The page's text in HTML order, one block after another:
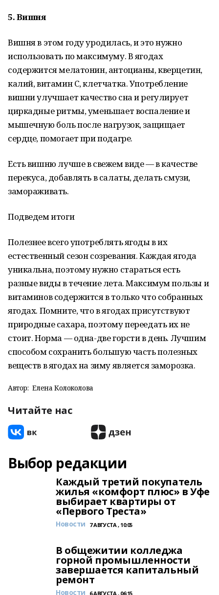
5. Вишня
Вишня в этом году уродилась, и это нужно
использовать по максимуму. В ягодах
содержится мелатонин, антоцианы, кверцетин,
калий, витамин С, клетчатка. Употребление
вишни улучшает качество сна и регулирует
циркадные ритмы, уменьшает воспаление и
мышечную боль после нагрузок, защищает
сердце, помогает при подагре.
Есть вишню лучше в свежем виде — в качестве
перекуса, добавлять в салаты, делать смузи,
замораживать.
Подведем итоги
Полезнее всего употреблять ягоды в их
естественный сезон созревания. Каждая ягода
уникальна, поэтому нужно стараться есть
разные виды в течение лета. Максимум пользы и
витаминов содержится в только что собранных
ягодах. Помните, что в ягодах присутствуют
природные сахара, поэтому переедать их не
стоит. Норма — одна-две горсти в день. Лучшим
способом сохранить большую часть полезных
веществ в ягодах на зиму является заморозка.
Автор: Елена Колоколова
Читайте нас
Выбор редакции
Каждый третий покупатель
жилья «комфорт плюс» в Уфе
выбирает квартиры от
«Первого Треста»
Новости 7 АВГУСТА , 10:05
В общежитии колледжа
горной промышленности
завершается капитальный
ремонт
Новости 6 АВГУСТА , 06:15